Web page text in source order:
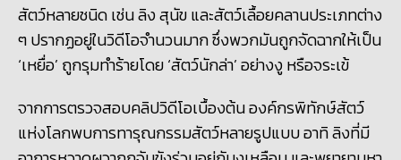
สัตว์หลายชนิด เช่น ลิง สุนัข และสัตว์เลื้อยคลานประเภทต่าง
ๆ ปรากฏอยู่ในวิดีโอจำนวนมาก ซึ่งพวกมันถูกจัดฉากให้เป็น
‘เหยื่อ’ ถูกรุมทำร้ายโดย ‘สัตว์นักล่า’ อย่างงู หรือจระเข้
จากการตรวจสอบคลิปวิดีโอเบื้องต้น องค์กรพิทักษ์สัตว์
แห่งโลกพบการทารุณกรรมสัตว์หลายรูปแบบ อาทิ ลิงที่มี